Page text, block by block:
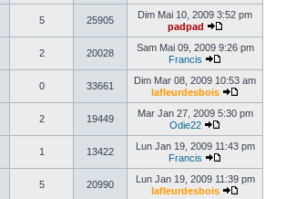
5 25905
Dim Mai 10, 2009 3:52 pm
padpad
2 20028
Sam Mai 09, 2009 9:26 pm
Francis
0 33661
Dim Mar 08, 2009 10:53 am
lafleurdesbois
2 19449
Mar Jan 27, 2009 5:30 pm
Odie22
1 13422
Lun Jan 19, 2009 11:43 pm
Francis
5 20990
Lun Jan 19, 2009 11:39 pm
lafleurdesbois